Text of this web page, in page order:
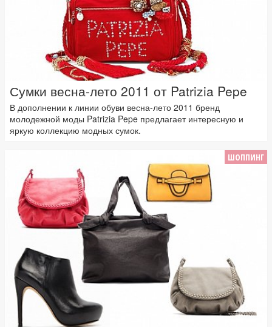
Сумки весна-лето 2011 от Patrizia Pepe
В дополнении к линии обуви весна-лето 2011 бренд
молодежной моды Patrizia Pepe предлагает интересную и
яркую коллекцию модных сумок.
ШОППИНГ